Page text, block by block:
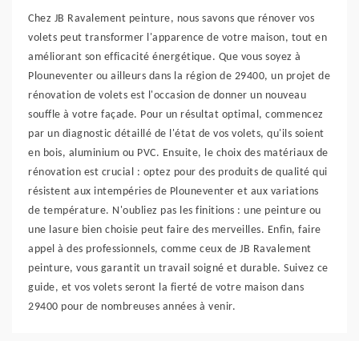
Chez JB Ravalement peinture, nous savons que rénover vos
volets peut transformer l'apparence de votre maison, tout en
améliorant son efficacité énergétique. Que vous soyez à
Plouneventer ou ailleurs dans la région de 29400, un projet de
rénovation de volets est l'occasion de donner un nouveau
souffle à votre façade. Pour un résultat optimal, commencez
par un diagnostic détaillé de l'état de vos volets, qu'ils soient
en bois, aluminium ou PVC. Ensuite, le choix des matériaux de
rénovation est crucial : optez pour des produits de qualité qui
résistent aux intempéries de Plouneventer et aux variations
de température. N'oubliez pas les finitions : une peinture ou
une lasure bien choisie peut faire des merveilles. Enfin, faire
appel à des professionnels, comme ceux de JB Ravalement
peinture, vous garantit un travail soigné et durable. Suivez ce
guide, et vos volets seront la fierté de votre maison dans
29400 pour de nombreuses années à venir.